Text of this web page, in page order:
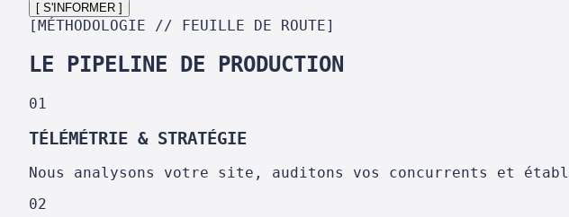
[ S'INFORMER ]
[MÉTHODOLOGIE // FEUILLE DE ROUTE]
LE PIPELINE DE PRODUCTION
01
TÉLÉMÉTRIE & STRATÉGIE
Nous analysons votre site, auditons vos concurrents et
02